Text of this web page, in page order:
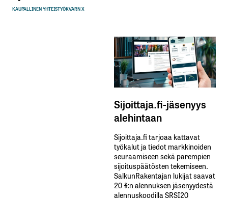
KAUPALLINEN YHTEISTYÖKVARN X
Sijoittaja.fi-jäsenyys
alehintaan
Sijoittaja.fi tarjoaa kattavat
työkalut ja tiedot markkinoiden
seuraamiseen sekä parempien
sijoituspäätösten tekemiseen.
SalkunRakentajan lukijat saavat
20 %:n alennuksen jäsenyydestä
alennuskoodilla SRSI20